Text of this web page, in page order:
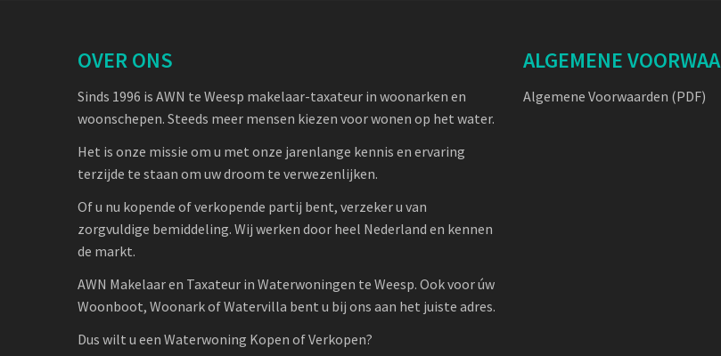
OVER ONS
Sinds 1996 is AWN te Weesp makelaar-taxateur in woonarken en
woonschepen. Steeds meer mensen kiezen voor wonen op het water.
Het is onze missie om u met onze jarenlange kennis en ervaring
terzijde te staan om uw droom te verwezenlijken.
Of u nu kopende of verkopende partij bent, verzeker u van
zorgvuldige bemiddeling. Wij werken door heel Nederland en kennen
de markt.
AWN Makelaar en Taxateur in Waterwoningen te Weesp. Ook voor úw
Woonboot, Woonark of Watervilla bent u bij ons aan het juiste adres.
Dus wilt u een Waterwoning Kopen of Verkopen?
ALGEMENE
Algemene Voorwaarden (PDF)